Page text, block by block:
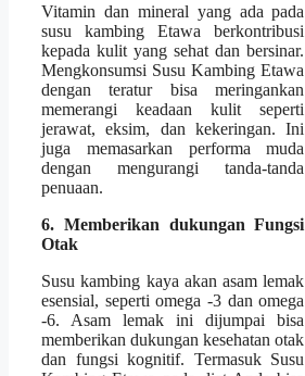
Vitamin dan mineral yang ada pada
susu kambing Etawa berkontribusi
kepada kulit yang sehat dan bersinar.
Mengkonsumsi Susu Kambing Etawa
dengan teratur bisa meringankan
memerangi keadaan kulit seperti
jerawat, eksim, dan kekeringan. Ini
juga memasarkan performa muda
dengan mengurangi tanda-tanda
penuaan.
6. Memberikan dukungan Fungsi
Otak
Susu kambing kaya akan asam lemak
esensial, seperti omega -3 dan omega
-6. Asam lemak ini dijumpai bisa
memberikan dukungan kesehatan otak
dan fungsi kognitif. Termasuk Susu